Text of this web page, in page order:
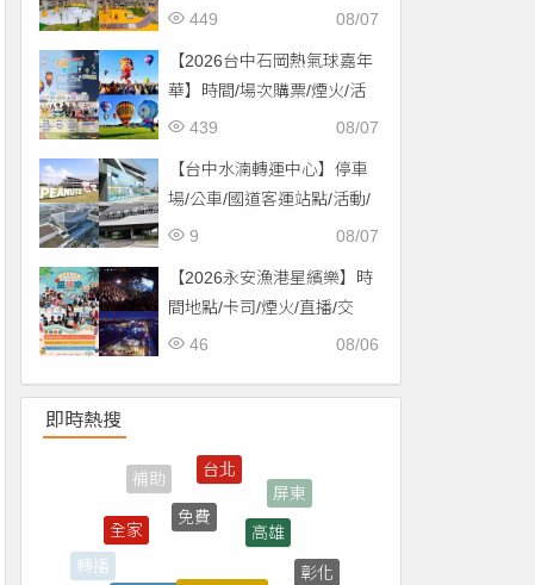
場/交通一次看！
08/07
449
【2026台中石岡熱氣球嘉年
華】時間/場次購票/煙火/活
動/交通，土牛運動公園登08/07
439
【台中水湳轉運中心】停車
場/公車/國道客運站點/活動/
交通，啟用免費停車！ 08/07
9
【2026永安漁港星繽樂】時
間地點/卡司/煙火/直播/交
通，免費入場！
08/06
46
即時熱搜
轉播
免費
高雄
買一送一
7-ELEVEN
新北